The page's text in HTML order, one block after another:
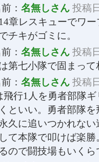
： 名無しさん 投稿
章レスキューでワ
チキがゴミに。
： 名無しさん 投稿
第七小隊で固まっ
： 名無しさん 投稿
飛行1人を勇者部隊
といい。勇者部隊
久に追いつかれな
て本隊で叩けば楽
ので闘技場もいく